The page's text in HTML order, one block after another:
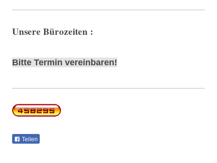
Unsere Bürozeiten :
Bitte Termin vereinbaren!
Teilen